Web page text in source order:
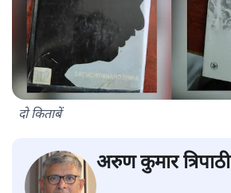
दो किताबें
अरुण कुमार त्रिपाठी